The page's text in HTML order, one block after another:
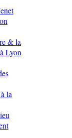
& la
Lyon
la